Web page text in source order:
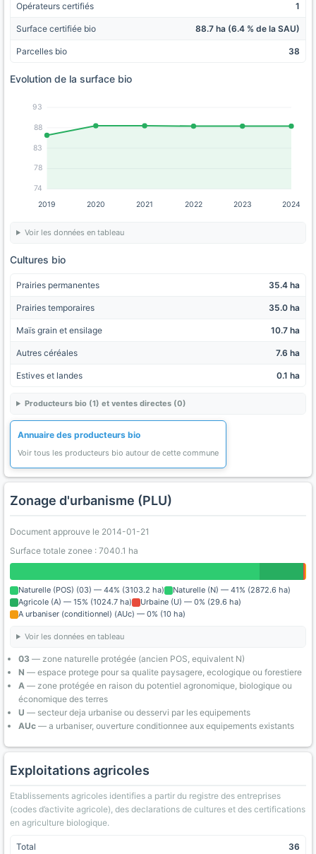
Opérateurs certifiés 1
Surface certifiée bio 88.7 ha (6.4 % de la SAU)
Parcelles bio 38
Evolution de la surface bio
74
78
83
88
93
2019 2020 2021 2022 2023 2024
Voir les données en tableau
Cultures bio
Prairies permanentes 35.4 ha
Prairies temporaires 35.0 ha
Maïs grain et ensilage 10.7 ha
Autres céréales 7.6 ha
Estives et landes 0.1 ha
Producteurs bio (1) et ventes directes (0)
Annuaire des producteurs bio
Voir tous les producteurs bio autour de cette commune
Zonage d'urbanisme (PLU)
Document approuve le 2014-01-21
Surface totale zonee : 7040.1 ha
Naturelle (POS) (03) — 44% (3103.2 ha)
Naturelle (N) — 41% (2872.6 ha)
Agricole (A) — 15% (1024.7 ha)
Urbaine (U) — 0% (29.6 ha)
A urbaniser (conditionnel) (AUc) — 0% (10 ha)
Voir les données en tableau
03 — zone naturelle protégée (ancien POS, equivalent N)
N — espace protege pour sa qualite paysagere, ecologique ou forestiere
A — zone protégée en raison du potentiel agronomique, biologique ou
économique des terres
U — secteur deja urbanise ou desservi par les equipements
AUc — a urbaniser, ouverture conditionnee aux equipements existants
Exploitations agricoles
Etablissements agricoles identifies a partir du registre des entreprises
(codes d’activite agricole), des declarations de cultures et des certifications
en agriculture biologique.
Total 36